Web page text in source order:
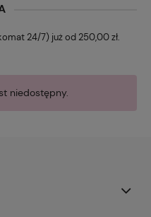
24/7) już od 250,00 zł.
niedostępny.